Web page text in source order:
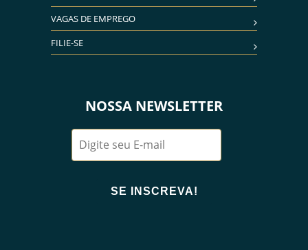
VAGAS DE EMPREGO
FILIE-SE
NOSSA NEWSLETTER